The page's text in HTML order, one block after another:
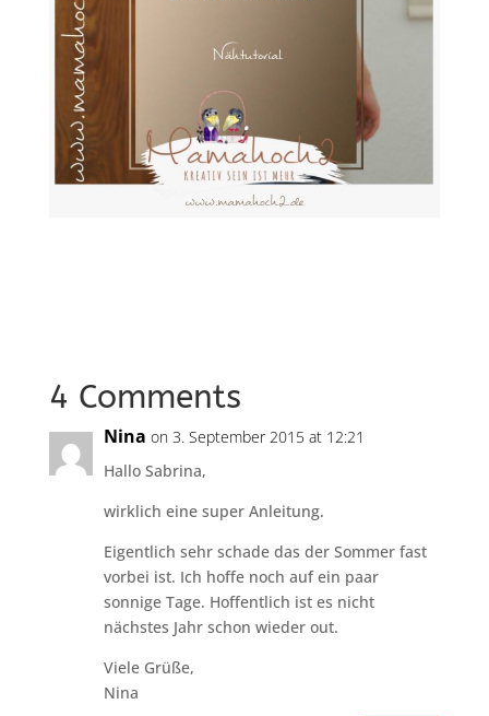
4 Comments
Nina on 3. September 2015 at 12:21
Hallo Sabrina,
wirklich eine super Anleitung.
Eigentlich sehr schade das der Sommer fast
vorbei ist. Ich hoffe noch auf ein paar
sonnige Tage. Hoffentlich ist es nicht
nächstes Jahr schon wieder out.
Viele Grüße,
Nina